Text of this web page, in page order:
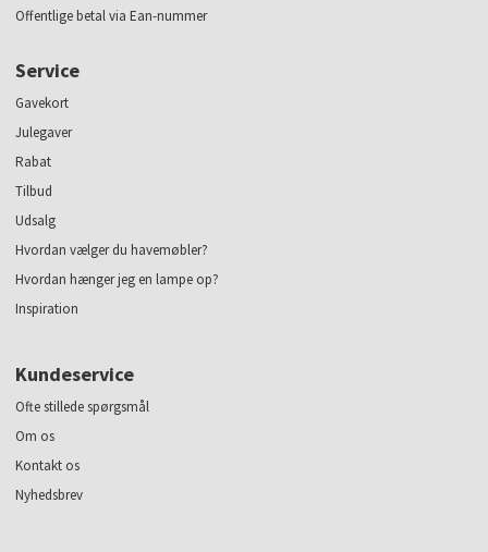
Offentlige betal via Ean-nummer
Service
Gavekort
Julegaver
Rabat
Tilbud
Udsalg
Hvordan vælger du havemøbler?
Hvordan hænger jeg en lampe op?
Inspiration
Kundeservice
Ofte stillede spørgsmål
Om os
Kontakt os
Nyhedsbrev